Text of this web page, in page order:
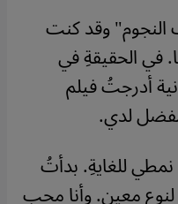
وقد كنت
في الحقيقةِ في
أدرجتُ فيلم
لدي.
للغايةِ. بدأتُ
معين. وأنا محب